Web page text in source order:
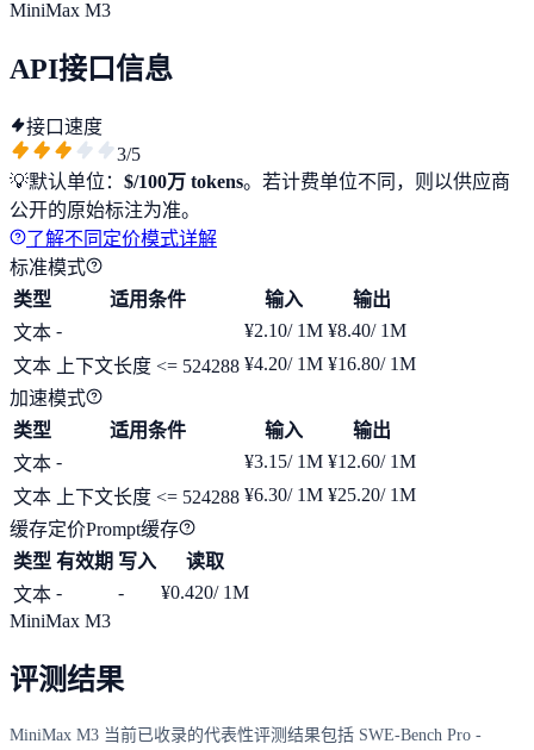
MiniMax M3
API接口信息
接口速度
3/5
💡默认单位： $/100万 tokens。若计费单位不同，则以供应商
公开的原始标注为准。
了解不同定价模式详解
标准模式
类型
适用条件 输入
输出
文本 - ¥2.10/ 1M ¥8.40/ 1M
文本
上下文长度 <= 524288 ¥4.20/ 1M ¥16.80/ 1M
加速模式
类型
适用条件 输入
输出
文本 - ¥3.15/ 1M ¥12.60/ 1M
文本
上下文长度 <= 524288 ¥6.30/ 1M ¥25.20/ 1M
缓存定价Prompt缓存
类型 有效期 写入
读取
文本 - - ¥0.420/ 1M
MiniMax M3
评测结果
MiniMax M3 当前已收录的代表性评测结果包括 SWE-Bench Pro -